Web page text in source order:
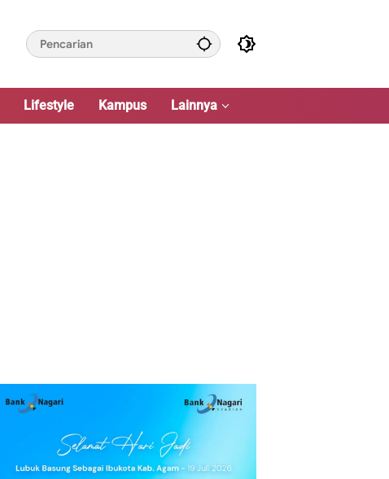
Lifestyle Kampus Lainnya